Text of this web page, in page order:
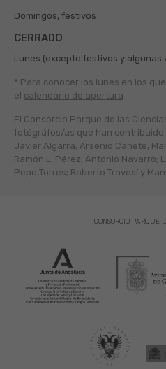
Domingos, festivos
CERRADO
Lunes (excepto festivos y algunas
* Para conocer los lunes en los
el calendario de apertura
El Consorcio Parque de las
fotógráfos/as que han contribuido
Javier Algarra; Arsenio Cañete;
Ramón L. Pérez; Antonio Navarro;
Pepe Torres; Roberto Travesí y
CONSORCIO PARQUE